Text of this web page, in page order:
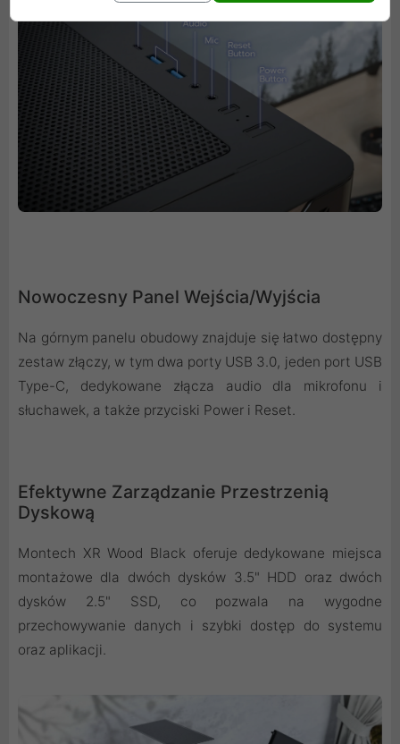
Nowoczesny Panel Wejścia/Wyjścia
Na górnym panelu obudowy znajduje się łatwo dostępny
zestaw złączy, w tym dwa porty USB 3.0, jeden port USB
Type-C, dedykowane złącza audio dla mikrofonu i
słuchawek, a także przyciski Power i Reset.
Efektywne Zarządzanie Przestrzenią
Dyskową
Montech XR Wood Black oferuje dedykowane miejsca
montażowe dla dwóch dysków 3.5" HDD oraz dwóch
dysków 2.5" SSD, co pozwala na wygodne
przechowywanie danych i szybki dostęp do systemu
oraz aplikacji.